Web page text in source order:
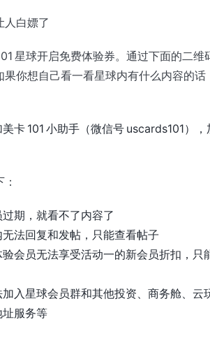
人白嫖了
星球开启免费体验券。通过下面的二
果你想自己看一看星球内有什么内容的
卡 101 小助手（微信号 uscards101）
期，就看不了内容了
法回复和发帖，只能查看帖子
会员无法享受活动一的新会员折扣，
入星球会员群和其他投资、商务舱、
服务等